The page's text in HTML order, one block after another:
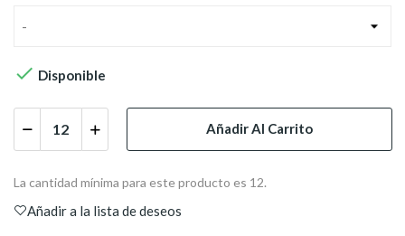
-
 Disponible
Añadir Al Carrito
La cantidad mínima para este producto es 12.
Añadir a la lista de deseos